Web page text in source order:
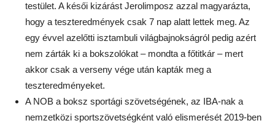
testület. A késői kizárást Jerolimposz azzal magyarázta,
hogy a teszteredmények csak 7 nap alatt lettek meg. Az
egy évvel azelőtti isztambuli világbajnokságról pedig azért
nem zárták ki a bokszolókat – mondta a főtitkár – mert
akkor csak a verseny vége után kapták meg a
teszteredményeket.
A NOB a boksz sportági szövetségének, az IBA-nak a
nemzetközi sportszövetségként való elismerését 2019-ben